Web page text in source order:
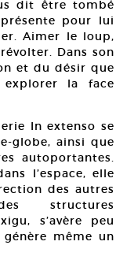
dit être tombé
pour lui
Aimer le loup,
Dans son
et du désir que
la face
In extenso se
globe, ainsi que
autoportantes.
l’espace, elle
des autres
structures
s’avère peu
même un